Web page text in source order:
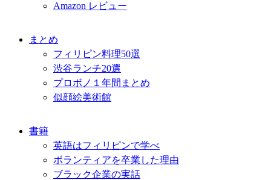
Amazon レビュー
まとめ
フィリピン料理50選
渋谷ランチ20選
プロボノ１年間まとめ
似顔絵美術館
書籍
英語はフィリピンで学べ
ボランティアを卒業した理由
ブラック企業の実話